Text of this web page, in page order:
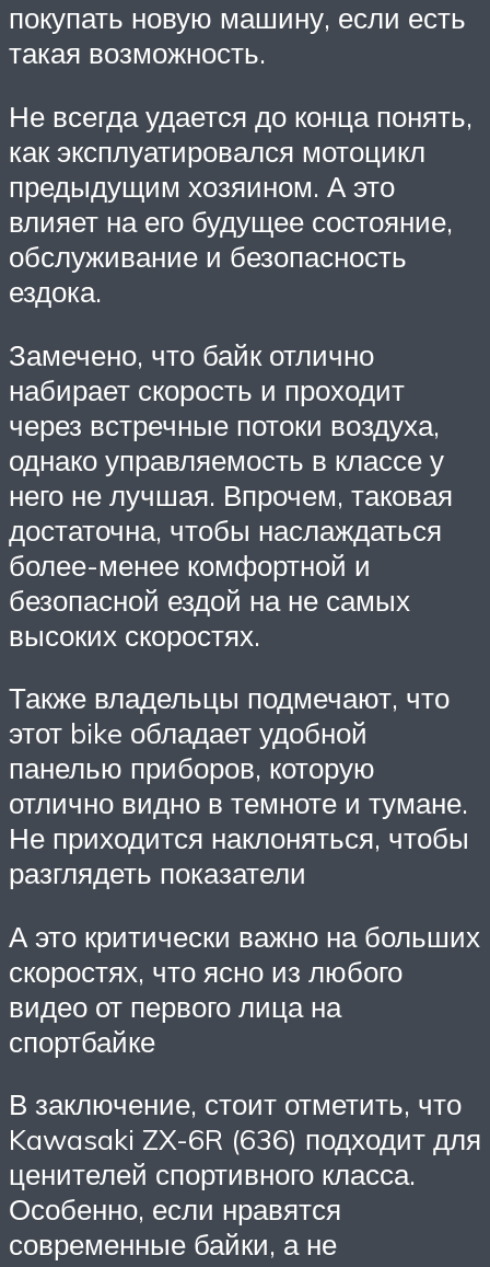
покупать новую машину, если есть
такая возможность.
Не всегда удается до конца понять,
как эксплуатировался мотоцикл
предыдущим хозяином. А это
влияет на его будущее состояние,
обслуживание и безопасность
ездока.
Замечено, что байк отлично
набирает скорость и проходит
через встречные потоки воздуха,
однако управляемость в классе у
него не лучшая. Впрочем, таковая
достаточна, чтобы наслаждаться
более-менее комфортной и
безопасной ездой на не самых
высоких скоростях.
Также владельцы подмечают, что
этот bike обладает удобной
панелью приборов, которую
отлично видно в темноте и тумане.
Не приходится наклоняться, чтобы
разглядеть показатели
А это критически важно на больших
скоростях, что ясно из любого
видео от первого лица на
спортбайке
В заключение, стоит отметить, что
Kawasaki ZX-6R (636) подходит для
ценителей спортивного класса.
Особенно, если нравятся
современные байки, а не